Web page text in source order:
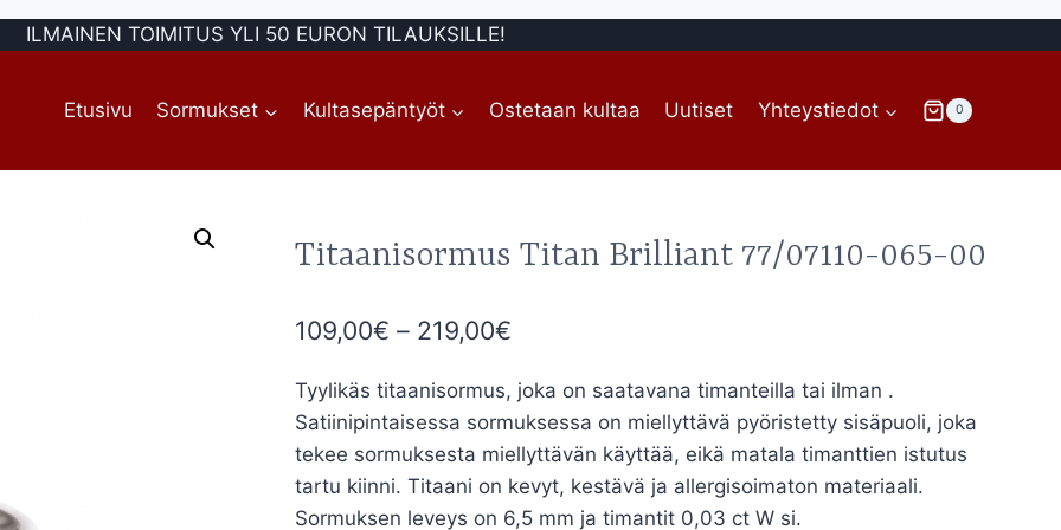
ILMAINEN TOIMITUS YLI 50 EURON TILAUKSILLE!
Etusivu Sormukset Kultasepäntyöt Ostetaan kultaa Uutiset Yhteystiedot 0
Titaanisormus Titan Brilliant 77/07110-065-00
109,00€ – 219,00€Hintaluokka:
-
219,00€
Tyylikäs titaanisormus, joka on saatavana timanteilla tai ilman .
Satiinipintaisessa sormuksessa on miellyttävä pyöristetty sisäpuoli, joka
tekee sormuksesta miellyttävän käyttää, eikä matala timanttien istutus
tartu kiinni. Titaani on kevyt, kestävä ja allergisoimaton materiaali.
Sormuksen leveys on 6,5 mm ja timantit 0,03 ct W si.